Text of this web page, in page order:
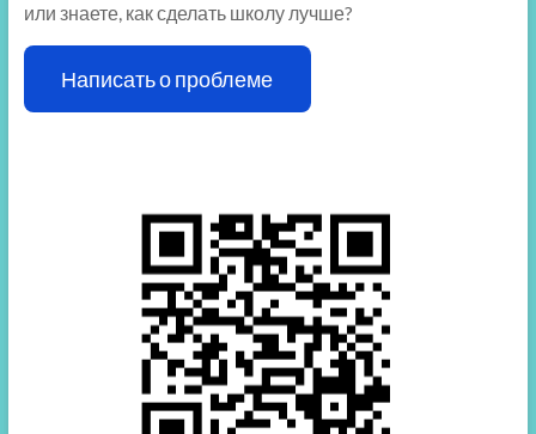
или знаете, как сделать школу лучше?
Написать о проблеме